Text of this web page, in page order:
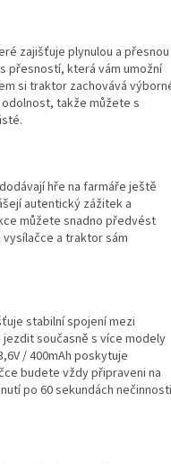
zajišťuje plynulou a přesnou
přesností, která vám umožní
si traktor zachovává
takže můžete s
hře na farmáře ještě
autentický zážitek a
můžete snadno předvést
vysílačce a traktor sám
stabilní spojení mezi
současně s více modely
/ 400mAh poskytuje
budete vždy připraveni na
po 60 sekundách nečinnosti